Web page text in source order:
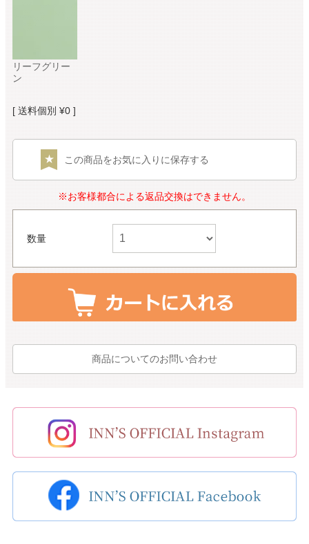
リーフグリー
ン
送料個別 ¥0
この商品をお気に入りに保存する
※お客様都合による返品交換はできません。
数量
商品についてのお問い合わせ